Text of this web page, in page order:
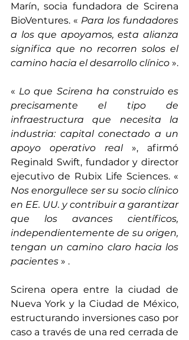
Marín, socia fundadora de Scirena
BioVentures. « Para los fundadores
a los que apoyamos, esta alianza
significa que no recorren solos el
camino hacia el desarrollo clínico ».
« Lo que Scirena ha construido es
precisamente el tipo de
infraestructura que necesita la
industria: capital conectado a un
apoyo operativo real
», afirmó
Reginald Swift, fundador y director
ejecutivo de Rubix Life Sciences. «
Nos enorgullece ser su socio clínico
en EE. UU. y contribuir a garantizar
que los avances científicos,
independientemente de su origen,
tengan un camino claro hacia los
pacientes » .
Scirena opera entre la ciudad de
Nueva York y la Ciudad de México,
estructurando inversiones caso por
caso a través de una red cerrada de